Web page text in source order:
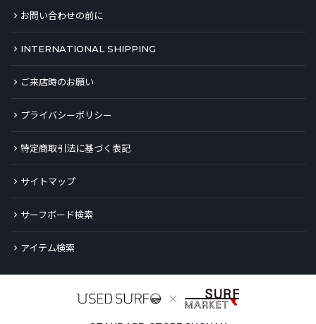
お問い合わせの前に
INTERNATIONAL SHIPPING
ご来店時のお願い
プライバシーポリシー
特定商取引法に基づく表記
サイトマップ
サーフボード検索
アイテム検索